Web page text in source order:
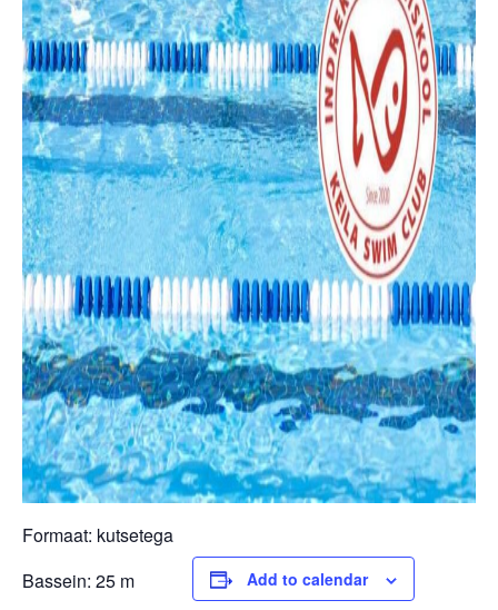
Formaat: kutsetega
Bassein: 25 m
Add to calendar